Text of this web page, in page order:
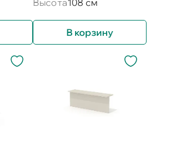
Высота108 см
В корзину